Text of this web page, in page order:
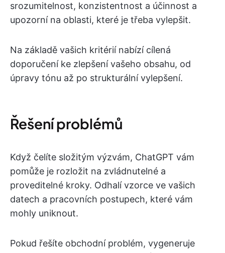
srozumitelnost, konzistentnost a účinnost a
upozorní na oblasti, které je třeba vylepšit.
Na základě vašich kritérií nabízí cílená
doporučení ke zlepšení vašeho obsahu, od
úpravy tónu až po strukturální vylepšení.
Řešení problémů
Když čelíte složitým výzvám, ChatGPT vám
pomůže je rozložit na zvládnutelné a
proveditelné kroky. Odhalí vzorce ve vašich
datech a pracovních postupech, které vám
mohly uniknout.
Pokud řešíte obchodní problém, vygeneruje